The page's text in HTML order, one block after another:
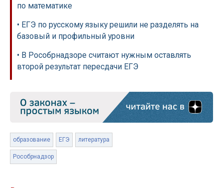
по математике
• ЕГЭ по русскому языку решили не разделять на
базовый и профильный уровни
• В Рособрнадзоре считают нужным оставлять
второй результат пересдачи ЕГЭ
образование ЕГЭ литература
Рособрнадзор